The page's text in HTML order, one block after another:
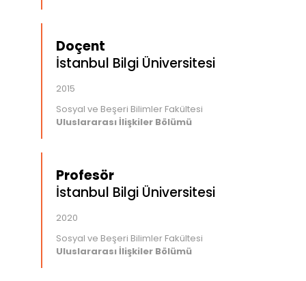
Doçent
İstanbul Bilgi Üniversitesi
2015
Sosyal ve Beşeri Bilimler Fakültesi
Uluslararası İlişkiler Bölümü
Profesör
İstanbul Bilgi Üniversitesi
2020
Sosyal ve Beşeri Bilimler Fakültesi
Uluslararası İlişkiler Bölümü